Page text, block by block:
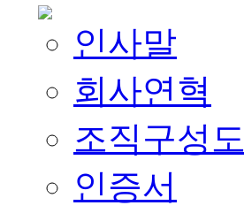
인사말
회사연혁
조직구성도
인증서